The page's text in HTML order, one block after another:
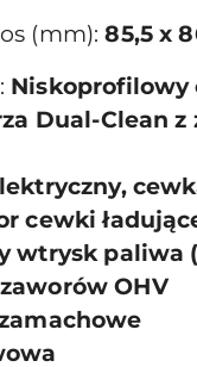
(mm):85,5 x
Niskoprofilowy
Dual-Clean z
cewki
wtrysk paliwa
OHV